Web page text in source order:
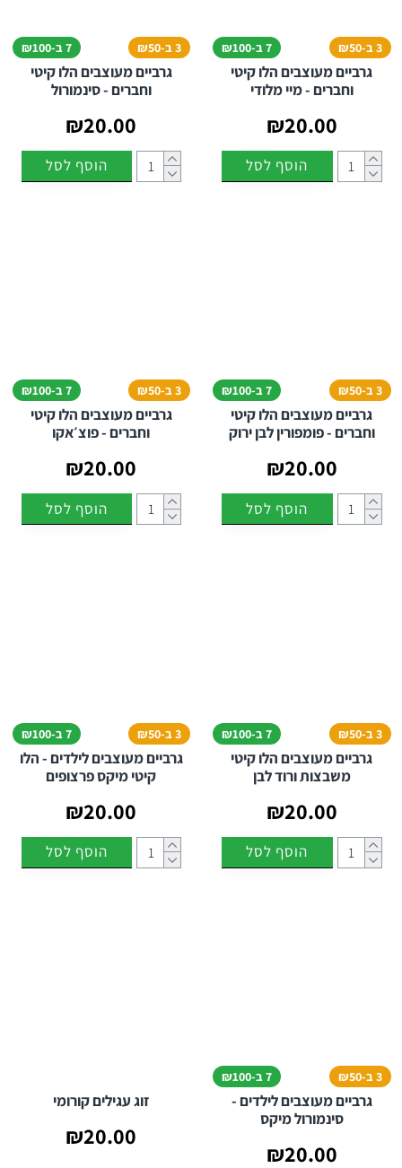
3 ב-₪50 7 ב-₪100
גרביים מעוצבים הלו קיטי
וחברים - מיי מלודי
₪20.00
הוסף לסל
3 ב-₪50 7 ב-₪100
גרביים מעוצבים הלו קיטי
וחברים - סינמורול
₪20.00
הוסף לסל
3 ב-₪50 7 ב-₪100
גרביים מעוצבים הלו קיטי
וחברים - פומפורין לבן ירוק
₪20.00
הוסף לסל
3 ב-₪50 7 ב-₪100
גרביים מעוצבים הלו קיטי
וחברים - פוצ׳אקו
₪20.00
הוסף לסל
3 ב-₪50 7 ב-₪100
גרביים מעוצבים הלו קיטי
משבצות ורוד לבן
₪20.00
הוסף לסל
3 ב-₪50 7 ב-₪100
גרביים מעוצבים לילדים - הלו
קיטי מיקס פרצופים
₪20.00
הוסף לסל
3 ב-₪50 7 ב-₪100
גרביים מעוצבים לילדים -
סינמורול מיקס
₪20.00
זוג עגילים קורומי
₪20.00